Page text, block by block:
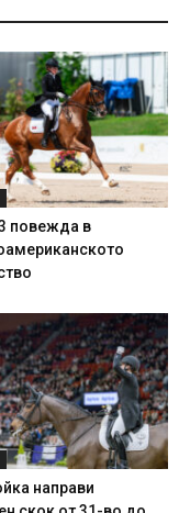
повежда в
направи